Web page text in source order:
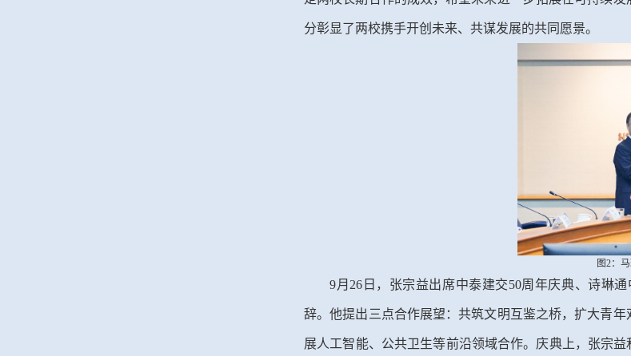
分彰显了两校携手开创未来、共谋发展的共同愿景。
图2：
9月26日，张宗益出席中泰建交50周年庆典、诗琳
辞。他提出三点合作展望：共筑文明互鉴之桥，扩大青
展人工智能、公共卫生等前沿领域合作。庆典上，张宗